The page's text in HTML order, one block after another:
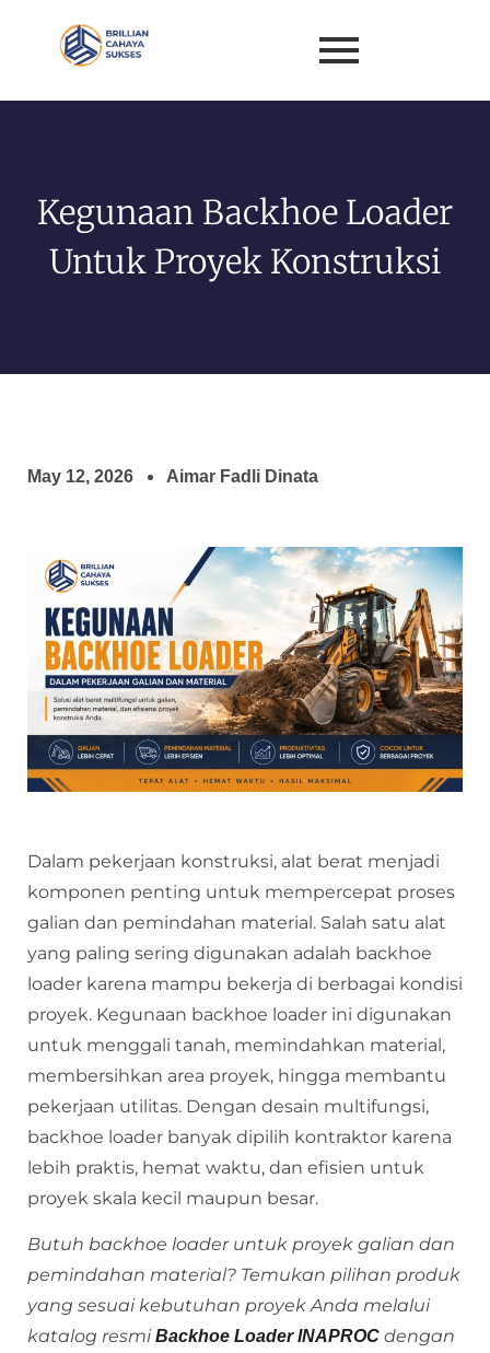
Kegunaan Backhoe Loader
Untuk Proyek Konstruksi
May 12, 2026 Aimar Fadli Dinata
Dalam pekerjaan konstruksi, alat berat menjadi
komponen penting untuk mempercepat proses
galian dan pemindahan material. Salah satu alat
yang paling sering digunakan adalah backhoe
loader karena mampu bekerja di berbagai kondisi
proyek. Kegunaan backhoe loader ini digunakan
untuk menggali tanah, memindahkan material,
membersihkan area proyek, hingga membantu
pekerjaan utilitas. Dengan desain multifungsi,
backhoe loader banyak dipilih kontraktor karena
lebih praktis, hemat waktu, dan efisien untuk
proyek skala kecil maupun besar.
Butuh backhoe loader untuk proyek galian dan
pemindahan material? Temukan pilihan produk
yang sesuai kebutuhan proyek Anda melalui
katalog resmiBackhoe Loader INAPROC dengan